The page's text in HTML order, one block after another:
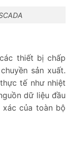
thiết bị chấp
sản xuất.
tế như nhiệt
dữ liệu đầu
của toàn bộ